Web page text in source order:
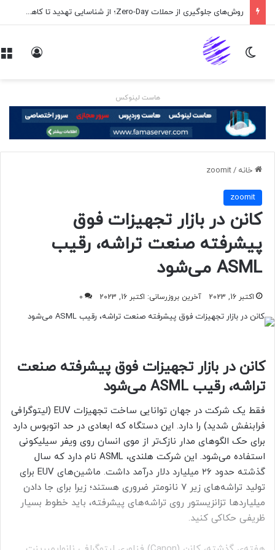
روش‌های جلوگیری از حملات Zero-Day؛ از شناسایی تهدید تا کاهش ریسک
تغییر پوسته
هاست لینوکس
خانه /
zoomit
zoomit
کانن در بازار تجهیزات فوق
پیشرفته صنعت تراشه، رقیب
ASML می‌شود
اکتبر 16, 2023 آخرین بروزرسانی: اکتبر 16, 2023 0
کانن در بازار تجهیزات فوق پیشرفته صنعت
تراشه، رقیب ASML می‌شود
فقط یک شرکت در جهان توانایی ساخت تجهیزات EUV (لیتوگرافی
فرابنفش شدید) را دارد. این دستگاه که ابعادی در حد اتوبوس دارد
برای حک الگوهای مدار نازک‌تر از موی انسان روی ویفر سیلیکونی
استفاده می‌شود. این شرکت هلندی، ASML نام دارد که سال
گذشته حدود ۲۶ میلیارد دلار درآمد داشت. ماشین‌های EUV برای
تولید تراشه‌های زیر ۷ نانومتر ضروری هستند؛ زیرا برای جا دادن
میلیاردها تزانزیستور روی تراشه‌های پیشرفته، باید خطوط بسیار
ظریفی حکاکی کنید.